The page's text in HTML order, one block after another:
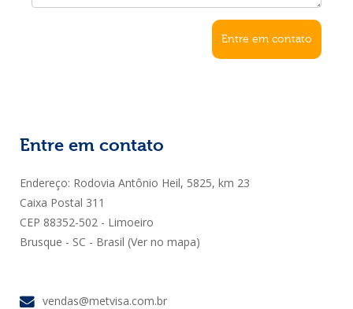
Entre em contato
Entre em contato
Endereço: Rodovia Antônio Heil, 5825, km 23
Caixa Postal 311
CEP 88352-502 - Limoeiro
Brusque - SC - Brasil (Ver no mapa)
vendas@metvisa.com.br